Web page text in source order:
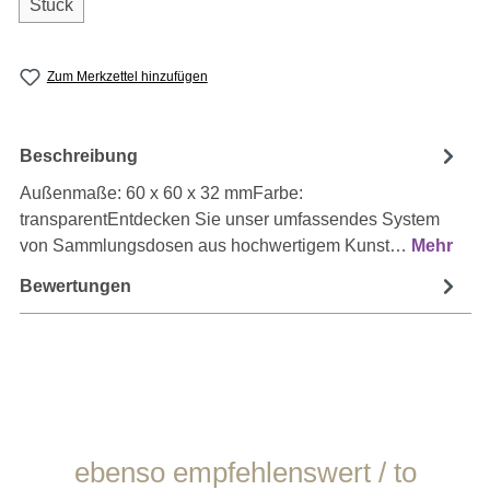
Stück
Zum Merkzettel hinzufügen
Beschreibung
Außenmaße: 60 x 60 x 32 mmFarbe:
transparentEntdecken Sie unser umfassendes System
von Sammlungsdosen aus hochwertigem Kunst… Mehr
Bewertungen
Produktgalerie überspringen
ebenso empfehlenswert / to